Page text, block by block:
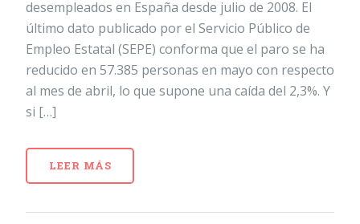
desempleados en España desde julio de 2008. El
último dato publicado por el Servicio Público de
Empleo Estatal (SEPE) conforma que el paro se ha
reducido en 57.385 personas en mayo con respecto
al mes de abril, lo que supone una caída del 2,3%. Y
si […]
LEER MÁS